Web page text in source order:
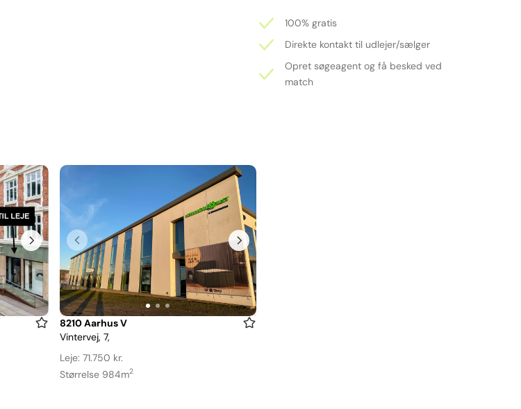
100% gratis
Direkte kontakt til udlejer/sælger
Opret søgeagent og få besked ved
match
Item
1
of
3
8210 Aarhus V
Vintervej, 7,
Leje: 71.750 kr.
Størrelse 984m2